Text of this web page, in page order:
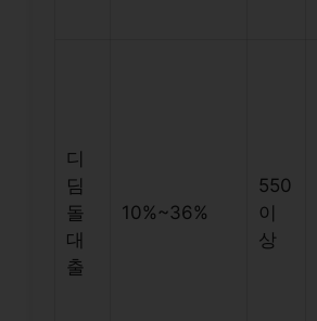
디
딤
돌
대
출
10%~36%
550
이
상